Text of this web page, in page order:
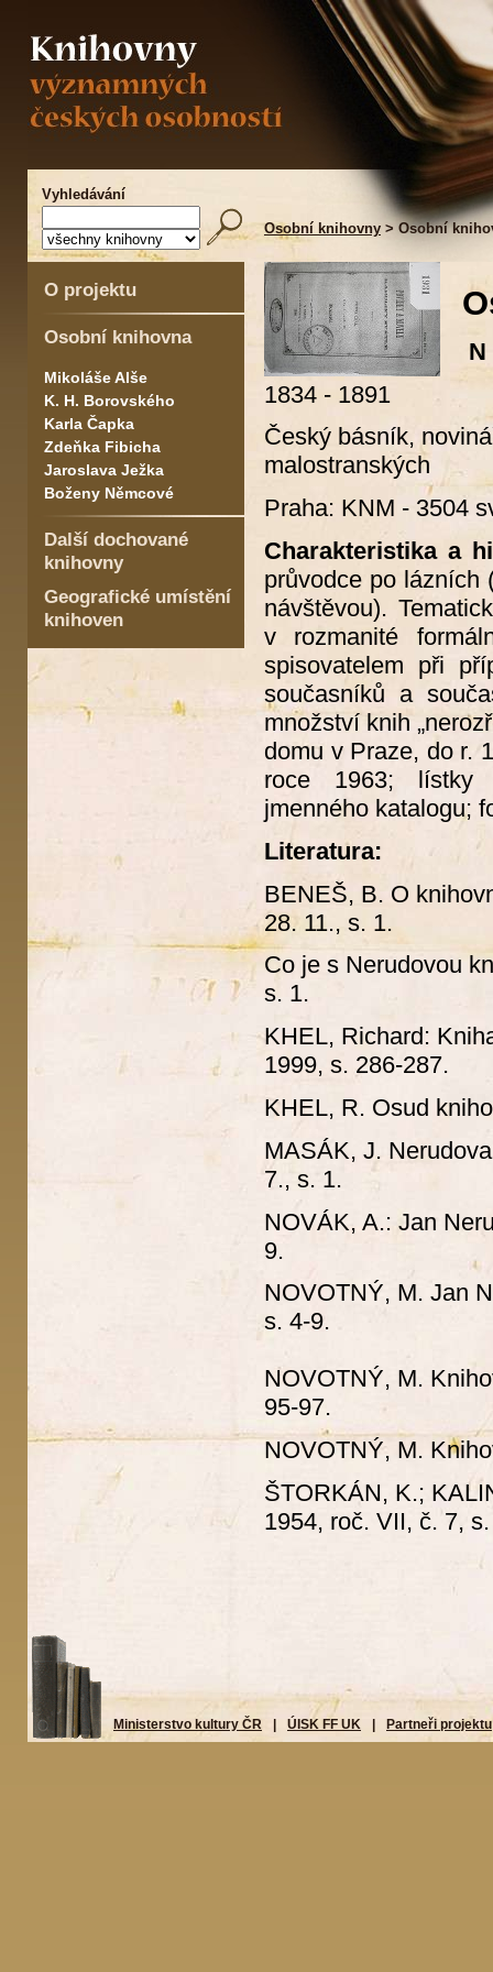
Vyhledávání
Osobní knihovny > Osobní
O projektu
Osobní knihovna
Mikoláše Alše
K. H. Borovského
Karla Čapka
Zdeňka Fibicha
Jaroslava Ježka
Boženy Němcové
Další dochované
knihovny
Geografické umístění
knihoven
N
1834 - 1891
Český básník,
malostranských
Praha: KNM - 3504
Charakteristika a
průvodce po lázních
návštěvou).
v rozmanité
spisovatelem při
současníků a
množství knih
domu v Praze, do r.
roce 1963; lístky
jmenného katalogu;
Literatura:
BENEŠ, B. O
28. 11., s. 1.
Co je s Nerudovou
s. 1.
KHEL, Richard:
1999, s. 286-287.
KHEL, R. Osud
MASÁK, J.
7., s. 1.
NOVÁK, A.: Jan
9.
NOVOTNÝ, M. Jan
s. 4-9.
NOVOTNÝ, M.
95-97.
NOVOTNÝ, M.
ŠTORKÁN, K.;
1954, roč. VII, č. 7,
Ministerstvo kultury ČR ÚISK FF UK Partneři projektu